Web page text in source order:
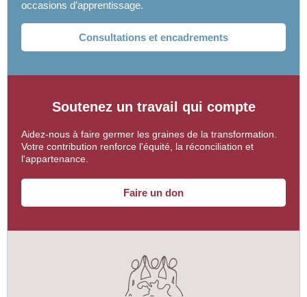
occasions d’apprentissage.
Consultations et encadrements
Soutenez un travail qui compte
Aidez-nous à faire germer les graines de la transformation.
Votre contribution renforce l'équité, la réconciliation et
l'appartenance.
Faire un don